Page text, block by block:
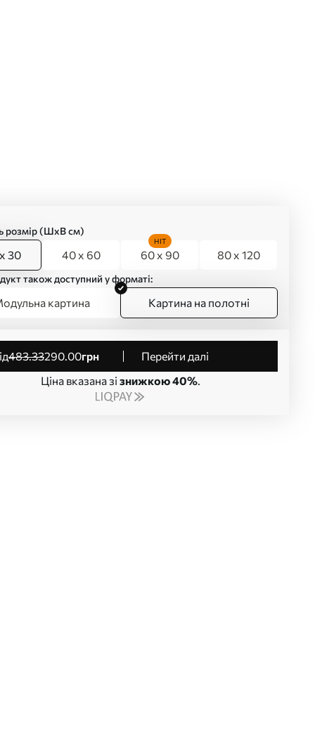
розмір (ШхВ см)
30 40 x 60 60 x 90
HIT
80 x 120
також доступний у форматі:
картина Картина на полотні
від483.33290.00грн
Перейти далі
Ціна вказана зі знижкою 40%.